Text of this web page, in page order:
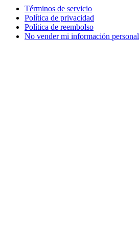
Términos de servicio
Política de privacidad
Política de reembolso
No vender mi información personal